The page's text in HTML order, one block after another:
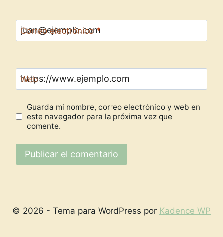
Correo electrónico*
Web
Guarda mi nombre, correo electrónico y web en
este navegador para la próxima vez que
comente.
© 2026 - Tema para WordPress por Kadence WP